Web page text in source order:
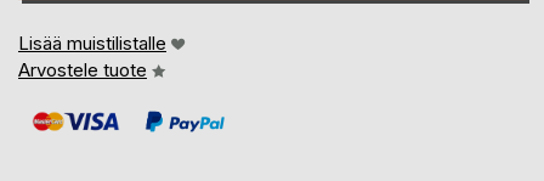
Lisää muistilistalle
Arvostele tuote